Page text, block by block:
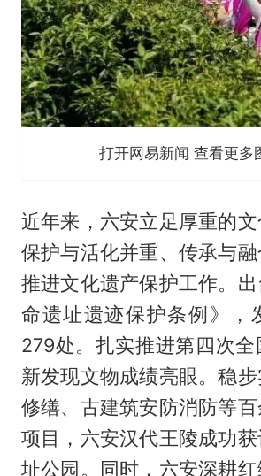
打开网易新闻 查看更多
近年来，六安立足厚重的
保护与活化并重、传承与
推进文化遗产保护工作。
命遗址遗迹保护条例》，
279处。扎实推进第四次全
新发现文物成绩亮眼。稳
修缮、古建筑安防消防等
项目，六安汉代王陵成功
址公园。同时，六安深耕红